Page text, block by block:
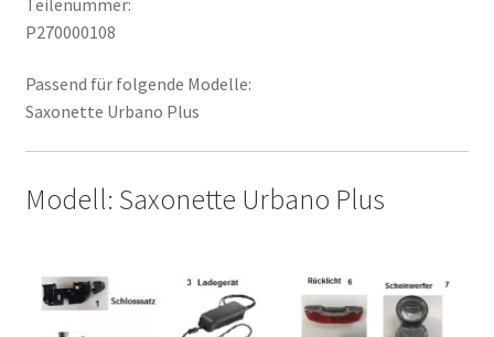
P270000108
Passend für folgende Modelle:
Saxonette Urbano Plus
Modell: Saxonette Urbano Plus